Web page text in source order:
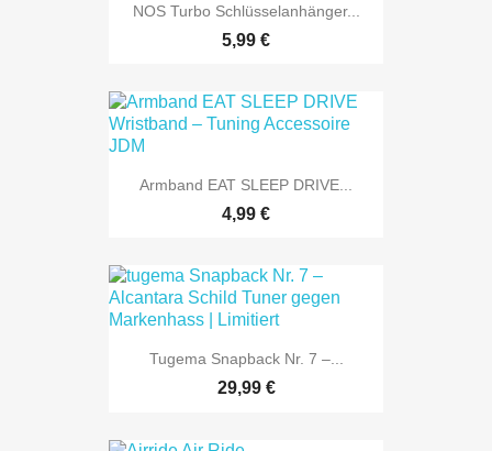
NOS Turbo Schlüsselanhänger...
5,99 €
Armband EAT SLEEP DRIVE...
4,99 €
Tugema Snapback Nr. 7 –...
29,99 €